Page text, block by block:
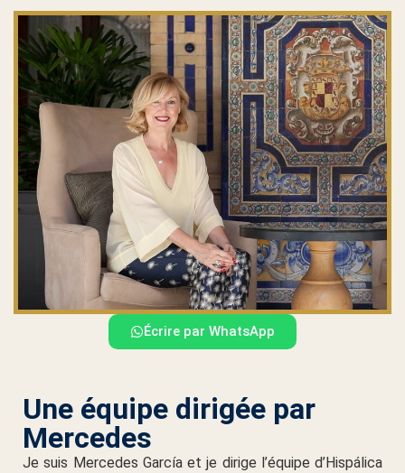
Écrire par WhatsApp
Une équipe dirigée par
Mercedes
Je suis Mercedes García et je dirige l’équipe d’Hispálica